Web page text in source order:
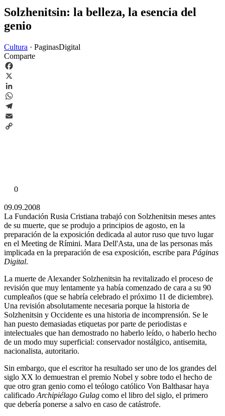
Solzhenitsin: la belleza, la esencia del
genio
Cultura · PaginasDigital
Comparte
Facebook
X
LinkedIn
WhatsApp
Telegram
Email
0
09.09.2008
La Fundación Rusia Cristiana trabajó con Solzhenitsin meses antes
de su muerte, que se produjo a principios de agosto, en la
preparación de la exposición dedicada al autor ruso que tuvo lugar
en el Meeting de Rímini. Mara Dell'Asta, una de las personas más
implicada en la preparación de esa exposición, escribe para Páginas
Digital.
La muerte de Alexander Solzhenitsin ha revitalizado el proceso de
revisión que muy lentamente ya había comenzado de cara a su 90
cumpleaños (que se habría celebrado el próximo 11 de diciembre).
Una revisión absolutamente necesaria porque la historia de
Solzhenitsin y Occidente es una historia de incomprensión. Se le
han puesto demasiadas etiquetas por parte de periodistas e
intelectuales que han demostrado no haberlo leído, o haberlo hecho
de un modo muy superficial: conservador nostálgico, antisemita,
nacionalista, autoritario.
Sin embargo, que el escritor ha resultado ser uno de los grandes del
siglo XX lo demuestran el premio Nobel y sobre todo el hecho de
que otro gran genio como el teólogo católico Von Balthasar haya
calificado Archipiélago Gulag como el libro del siglo, el primero
que debería ponerse a salvo en caso de catástrofe.